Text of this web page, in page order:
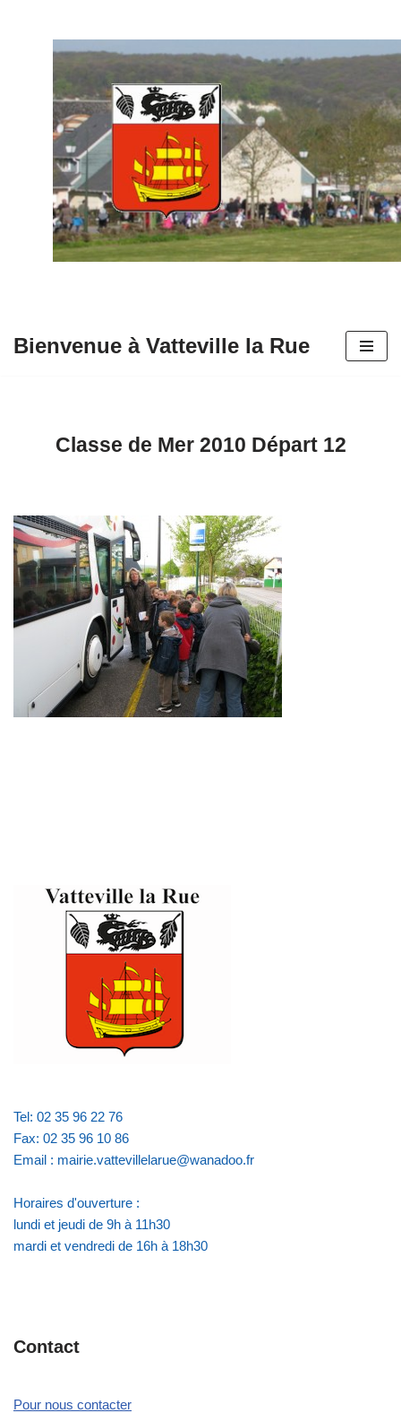
contenu
Bienvenue à Vatteville la Rue
Classe de Mer 2010 Départ 12
Tel: 02 35 96 22 76
Fax: 02 35 96 10 86
Email : mairie.vattevillelarue@wanadoo.fr
Horaires d'ouverture :
lundi et jeudi de 9h à 11h30
mardi et vendredi de 16h à 18h30
Contact
Pour nous contacter